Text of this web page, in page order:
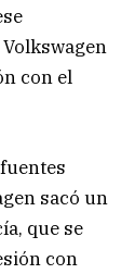
con el
sacó un
que se
con